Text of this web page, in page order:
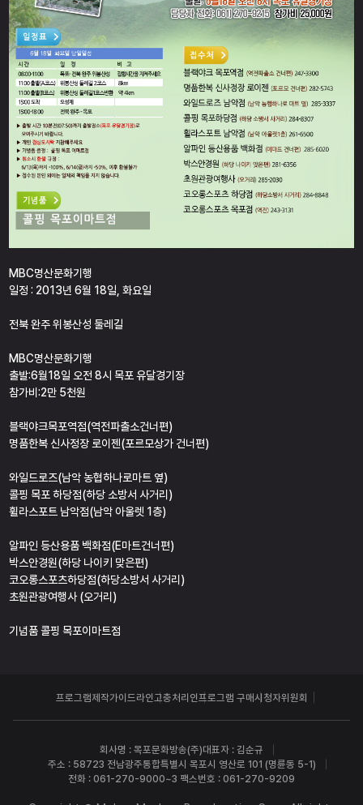
MBC명산문화기행
일정 : 2013년 6월 18일, 화요일
전북 완주 위봉산성 둘레길
MBC명산문화기행
출발:6월18일 오전 8시 목포 유달경기장
참가비:2만 5천원
블랙야크목포역점(역전파출소건너편)
명품한복 신사정장 로이젠(포르모상가 건너편)
와일드로즈(남악 농협하나로마트 옆)
콜핑 목포 하당점(하당 소방서 사거리)
휠라스포트 남악점(남악 아울렛 1층)
알파인 등산용품 백화점(E마트건너편)
박스안경원(하당 나이키 맞은편)
코오롱스포츠하당점(하당소방서 사거리)
초원관광여행사 (오거리)
기념품 콜핑 목포이마트점
프로그램제작가이드라인 고충처리인 프로그램 구매시청자위원회
회사명 : 목포문화방송(주)대표자 : 김순규
주소 : 58723 전남광주통합특별시 목포시 영산로 101 (명륜동 5-1)
전화 : 061-270-9000~3 팩스번호 : 061-270-9209